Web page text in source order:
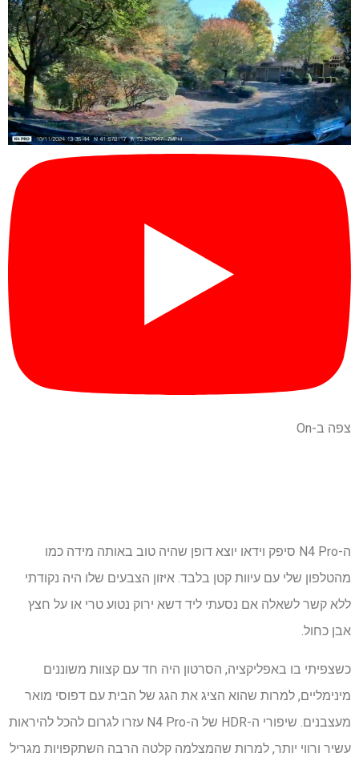
צפה ב-On
ה-N4 Pro סיפק וידאו יוצא דופן שהיה טוב באותה מידה כמו
מהטלפון שלי עם עיוות קטן בלבד. איזון הצבעים שלו היה נקודתי
ללא קשר לשאלה אם נסעתי ליד דשא ירוק נטוע טרי או על חצץ
אבן כחול.
כשצפיתי בו באפליקציה, הסרטון היה חד עם קצוות משוננים
מינימליים, למרות שהוא הציג את הגג של הבית עם דפוסי מואר
מעצבנים. שיפורי ה-HDR של ה-N4 Pro עזרו לגרום להכל להיראות
עשיר ורווי יותר, למרות שהמצלמה קלטה הרבה השתקפויות מגריל